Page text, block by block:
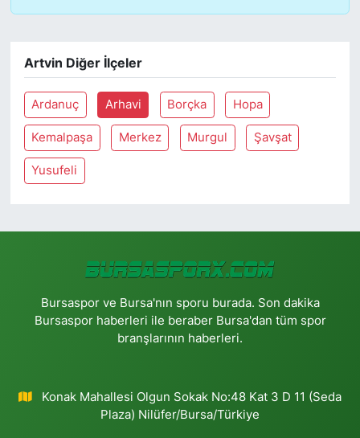
Artvin Diğer İlçeler
Ardanuç Arhavi Borçka Hopa
Kemalpaşa Merkez Murgul Şavşat
Yusufeli
Bursaspor ve Bursa'nın sporu burada. Son dakika
Bursaspor haberleri ile beraber Bursa'dan tüm spor
branşlarının haberleri.
Konak Mahallesi Olgun Sokak No:48 Kat 3 D 11 (Seda
Plaza) Nilüfer/Bursa/Türkiye